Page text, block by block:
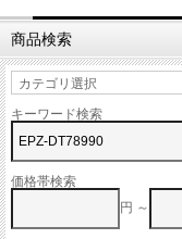
商品検索
キーワード検索
価格帯検索
円 ～